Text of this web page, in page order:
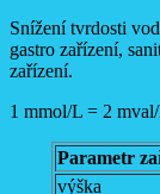
Snížení tvrdosti
gastro zařízení,
zařízení.
1 mmol/L = 2
Parametr
výška